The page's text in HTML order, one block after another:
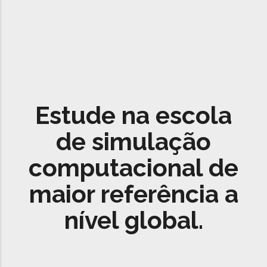
Estude na escola
de simulação
computacional de
maior referência a
nível global.